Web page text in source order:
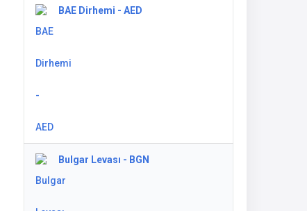
BAE Dirhemi - AED
Bulgar Levası - BGN